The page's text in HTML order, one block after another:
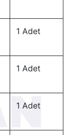
1 Adet
1 Adet
1 Adet